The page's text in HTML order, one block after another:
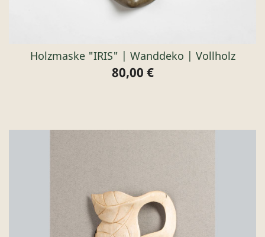
Holzmaske "IRIS" | Wanddeko | Vollholz
Preis
80,00 €